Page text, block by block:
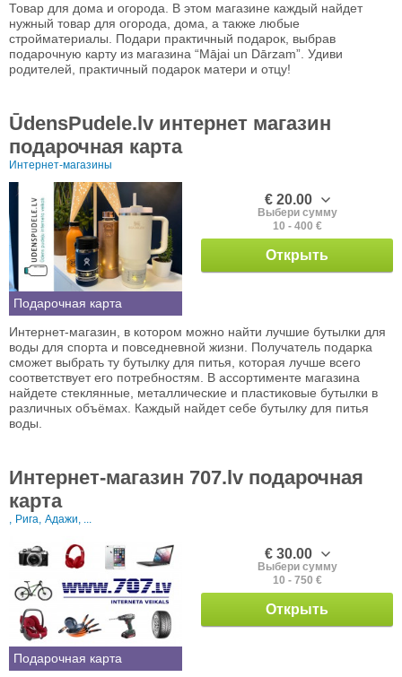
Товар для дома и огорода. В этом магазине каждый найдет
нужный товар для огорода, дома, а также любые
стройматериалы. Подари практичный подарок, выбрав
подарочную карту из магазина “Mājai un Dārzam”. Удиви
родителей, практичный подарок матери и отцу!
ŪdensPudele.lv интернет магазин
подарочная карта
Интернет-магазины
Подарочная карта
€ 20.00
Выбери сумму
10 - 400 €
Открыть
Интернет-магазин, в котором можно найти лучшие бутылки для
воды для спорта и повседневной жизни. Получатель подарка
сможет выбрать ту бутылку для питья, которая лучше всего
соответствует его потребностям. В ассортименте магазина
найдете стеклянные, металлические и пластиковые бутылки в
различных объёмах. Каждый найдет себе бутылку для питья
воды.
Интернет-магазин 707.lv подарочная
карта
, Рига, Адажи, ...
Подарочная карта
€ 30.00
Выбери сумму
10 - 750 €
Открыть